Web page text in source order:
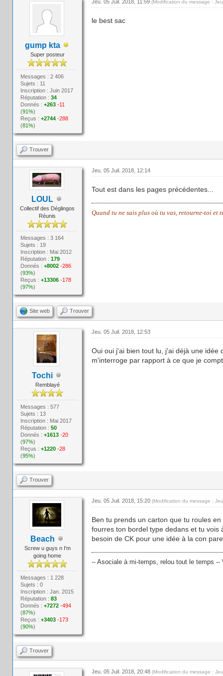
gump kta
Super posteur
Messages : 2 406
Sujets : 11
Inscription : Juin 2017
Réputation :34
Donnés :+263 -11
(91%)
Reçus :+2744 -288
(81%)
Jeu. 05 Juil. 2018, 11:59 (Modification du message :
le best sac
Trouver
LOUL
Collectif des Déglingos
Réunis
Messages : 3 164
Sujets : 19
Inscription : Mai 2012
Réputation :179
Donnés :+8002 -286
(93%)
Reçus :+13306 -178
(97%)
Jeu. 05 Juil. 2018, 12:14
Tout est dans les pages précédentes...
Quand tu ne sais plus où tu vas, retourne-toi
Site web Trouver
Tochi
Remblayé
Messages : 577
Sujets : 13
Inscription : Mai 2017
Réputation :50
Donnés :+1613 -20
(97%)
Reçus :+1220 -28
(95%)
Jeu. 05 Juil. 2018, 12:53
Oui oui j'ai bien tout lu, j'ai déjà une idée
m'interroge par rapport à ce que je
Trouver
Beach
Screw u guys n I'm
going home
Messages : 1 228
Sujets : 0
Inscription : Jan. 2015
Réputation :83
Donnés :+7272 -494
(87%)
Reçus :+3403 -173
(90%)
Jeu. 05 Juil. 2018, 15:20 (Modification du message :
Ben tu prends un carton que tu roules
fourres ton bordel type dedans et tu
besoin de CK pour une idée à la con
-- Asociale à mi-temps, relou tout le temps --
Trouver
Jeu. 05 Juil. 2018, 20:48 (Modification du message :